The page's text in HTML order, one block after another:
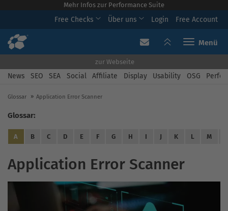
Mehr Infos zur Performance Suite
Free Checks Über uns Login Free Account
Toggle
zur Webseite
News SEO SEA Social Affiliate Display Usability OSG
Glossar Application Error Scanner
Glossar:
A B C D E F G H I J K L M
Application Error Scanner